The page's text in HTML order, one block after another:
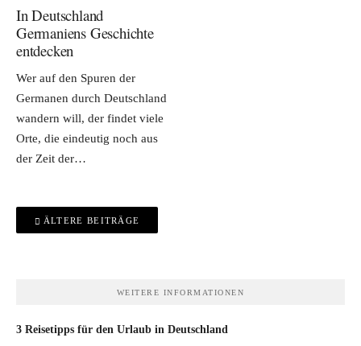
In Deutschland
Germaniens Geschichte
entdecken
Wer auf den Spuren der
Germanen durch Deutschland
wandern will, der findet viele
Orte, die eindeutig noch aus
der Zeit der…
Beitragsnavigation
ÄLTERE BEITRÄGE
WEITERE INFORMATIONEN
3 Reisetipps für den Urlaub in Deutschland